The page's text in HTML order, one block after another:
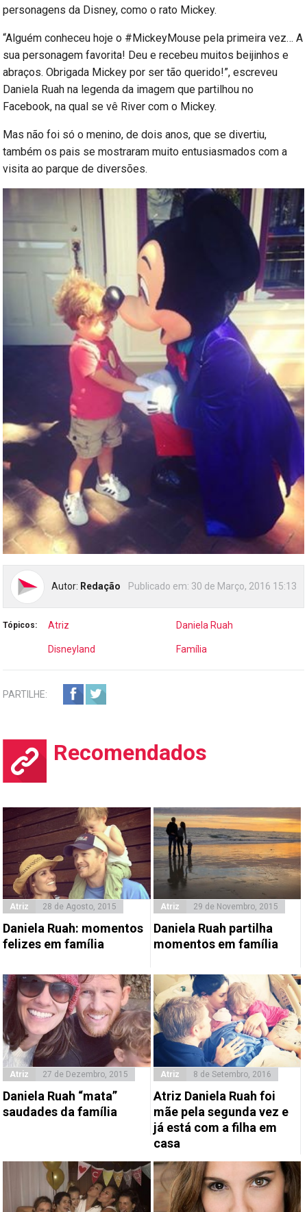
personagens da Disney, como o rato Mickey.
“Alguém conheceu hoje o #MickeyMouse pela primeira vez… A
sua personagem favorita! Deu e recebeu muitos beijinhos e
abraços. Obrigada Mickey por ser tão querido!”, escreveu
Daniela Ruah na legenda da imagem que partilhou no
Facebook, na qual se vê River com o Mickey.
Mas não foi só o menino, de dois anos, que se divertiu,
também os pais se mostraram muito entusiasmados com a
visita ao parque de diversões.
Autor: Redação Publicado em: 30 de Março, 2016 15:13
Tópicos: Atriz Daniela Ruah
Disneyland Família
PARTILHE:
Recomendados
Atriz 28 de Agosto, 2015
Daniela Ruah: momentos
felizes em família
Atriz 29 de Novembro, 2015
Daniela Ruah partilha
momentos em família
Atriz 27 de Dezembro, 2015
Daniela Ruah “mata”
saudades da família
Atriz 8 de Setembro, 2016
Atriz Daniela Ruah foi
mãe pela segunda vez e
já está com a filha em
casa